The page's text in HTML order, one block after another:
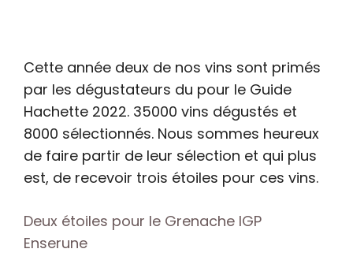
Cette année deux de nos vins sont primés
par les dégustateurs du pour le Guide
Hachette 2022. 35000 vins dégustés et
8000 sélectionnés. Nous sommes heureux
de faire partir de leur sélection et qui plus
est, de recevoir trois étoiles pour ces vins.
Deux étoiles pour le Grenache IGP
Enserune